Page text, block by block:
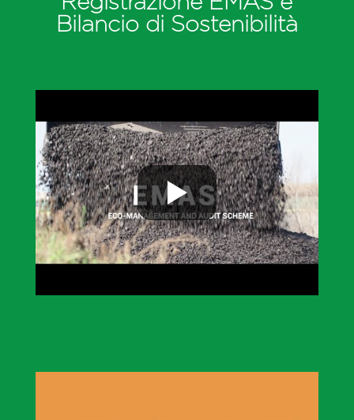
Bilancio di Sostenibilità